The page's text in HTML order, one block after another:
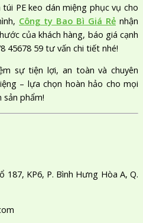
PE keo dán miệng phục vụ cho
Công ty Bao Bì Giá Rẻ nhận
của khách hàng, báo giá cạnh
45678 59 tư vấn chi tiết nhé!
sự tiện lợi, an toàn và chuyên
– lựa chọn hoàn hảo cho mọi
sản phẩm!
187, KP6, P. Bình Hưng Hòa A, Q.